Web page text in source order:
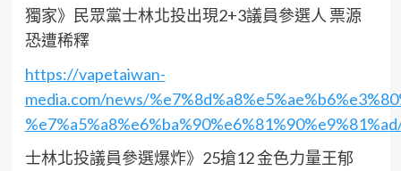
獨家》民眾黨士林北投出現2+3議員參選人 票源
恐遭稀釋
https://vapetaiwan-
media.com/news/
士林北投議員參選爆炸》25搶12 金色力量王郁